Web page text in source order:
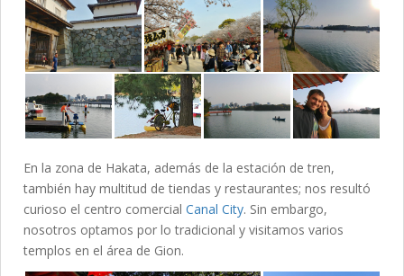
En la zona de Hakata, además de la estación de tren,
también hay multitud de tiendas y restaurantes; nos resultó
curioso el centro comercial Canal City. Sin embargo,
nosotros optamos por lo tradicional y visitamos varios
templos en el área de Gion.